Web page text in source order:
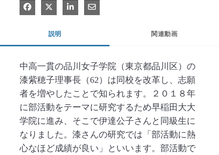
Facebook で共有
Xで共有する
LinkedIn で共有
電子メールで共有
説明 関連動画
中高一貫の品川女子学院（東京都品川区）の
漆紫穂子理事長（62）は同校を改革し、志願
者を増やしたことで知られます。２０１８年
に部活動をテーマに研究するため早稲田大大
学院に進み、そこで伊達公子さんと同級生に
なりました。漆さんの研究では「部活動に熱
心なほど成績が良い」といいます。部活動で